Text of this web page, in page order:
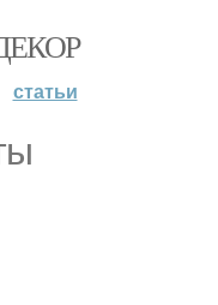
статьи